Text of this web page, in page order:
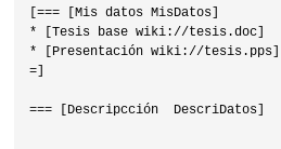
[=== [Mis datos MisDatos]
* [Tesis base wiki://tesis.doc]
* [Presentación wiki://tesis.pps]
=]
=== [Descripcción  DescriDatos]